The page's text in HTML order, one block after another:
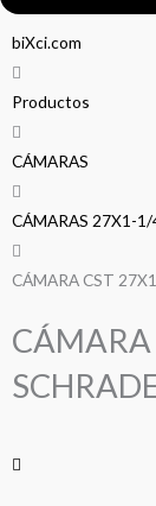
biXci.com
Productos
CÁMARAS
CÁMARAS 27X1-1/
CÁMARA CST